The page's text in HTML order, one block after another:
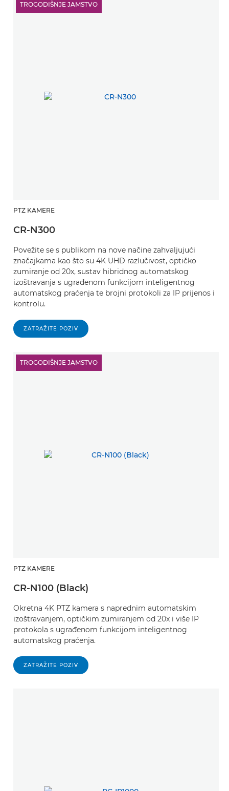
TROGODIŠNJE JAMSTVO
PTZ KAMERE
CR-N300
Povežite se s publikom na nove načine zahvaljujući
značajkama kao što su 4K UHD razlučivost, optičko
zumiranje od 20x, sustav hibridnog automatskog
izoštravanja s ugrađenom funkcijom inteligentnog
automatskog praćenja te brojni protokoli za IP prijenos i
kontrolu.
ZATRAŽITE POZIV
TROGODIŠNJE JAMSTVO
PTZ KAMERE
CR-N100 (Black)
Okretna 4K PTZ kamera s naprednim automatskim
izoštravanjem, optičkim zumiranjem od 20x i više IP
protokola s ugrađenom funkcijom inteligentnog
automatskog praćenja.
ZATRAŽITE POZIV